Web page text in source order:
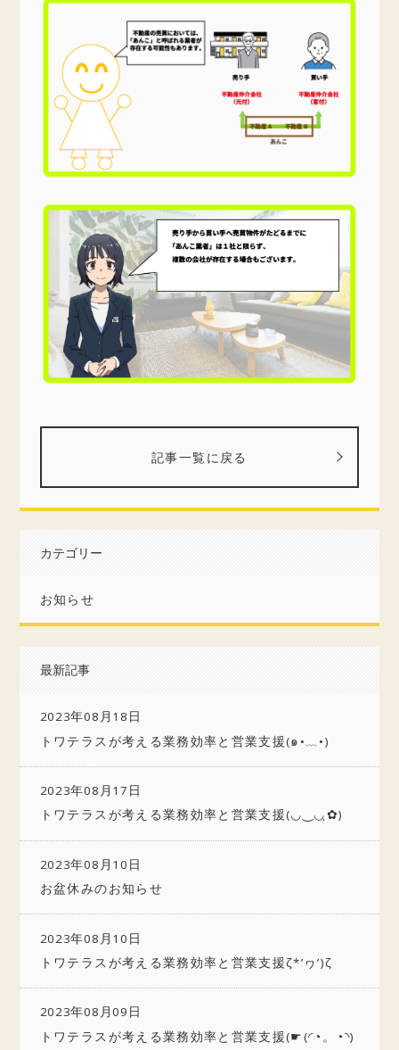
記事一覧に戻る
カテゴリー
お知らせ
最新記事
2023年08月18日
トワテラスが考える業務効率と営業支援(๑•﹏•)
2023年08月17日
トワテラスが考える業務効率と営業支援(◡‿◡ฺ✿)
2023年08月10日
お盆休みのお知らせ
2023年08月10日
トワテラスが考える業務効率と営業支援ζ*’ヮ’)ζ
2023年08月09日
トワテラスが考える業務効率と営業支援(☛(◜◔。◔◝)